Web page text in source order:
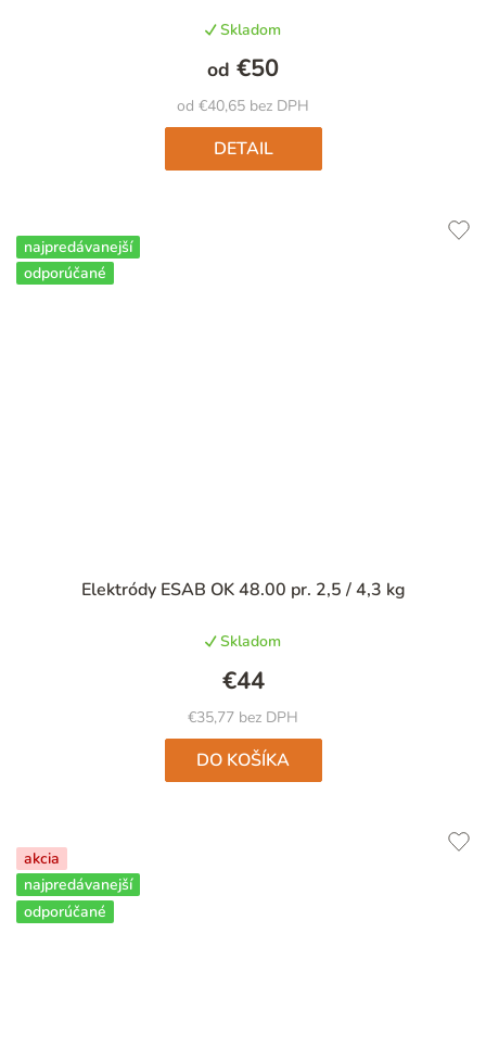
je
4,9
z
5
hviezdičiek.
Skladom
od €40,65 bez DPH
od €50
DETAIL
najpredávanejší
odporúčané
Elektródy ESAB OK 48.00 pr. 2,5 / 4,3 kg
hodnotenie
je
4,9
z
5
hviezdičiek.
Skladom
€35,77 bez DPH
€44
DO KOŠÍKA
akcia
najpredávanejší
odporúčané